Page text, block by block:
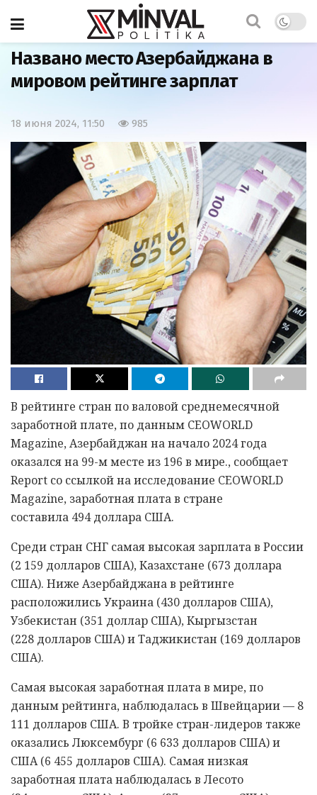
Главная Общество
Названо место Азербайджана в
мировом рейтинге зарплат
18 июня 2024, 11:50 985
В рейтинге стран по валовой среднемесячной
заработной плате, по данным CEOWORLD
Magazine, Азербайджан на начало 2024 года
оказался на 99-м месте из 196 в мире., сообщает
Report со ссылкой на исследование CEOWORLD
Magazine, заработная плата в стране
составила 494 доллара США.
Среди стран СНГ самая высокая зарплата в России
(2 159 долларов США), Казахстане (673 доллара
США). Ниже Азербайджана в рейтинге
расположились Украина (430 долларов США),
Узбекистан (351 доллар США), Кыргызстан
(228 долларов США) и Таджикистан (169 долларов
США).
Самая высокая заработная плата в мире, по
данным рейтинга, наблюдалась в Швейцарии — 8
111 долларов США. В тройке стран-лидеров также
оказались Люксембург (6 633 долларов США) и
США (6 455 долларов США). Самая низкая
заработная плата наблюдалась в Лесото